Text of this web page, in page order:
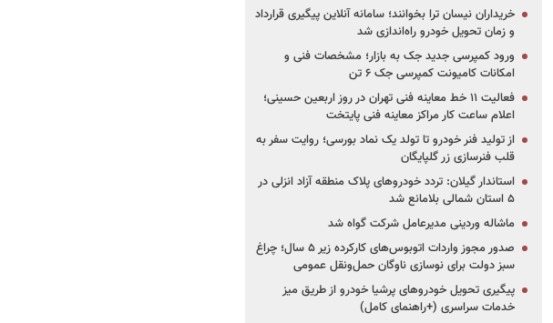
خریداران نیسان ترا بخوانند؛ سامانه آنلاین پیگیری قرارداد
و زمان تحویل خودرو راه‌اندازی شد
ورود کمپرسی جدید جک به بازار؛ مشخصات فنی و
امکانات کامیونت کمپرسی جک ۶ تن
فعالیت ۱۱ خط معاینه فنی تهران در روز اربعین حسینی؛
اعلام ساعت کار مراکز معاینه فنی پایتخت
از تولید فنر خودرو تا تولد یک نماد بورسی؛ روایت سفر به
قلب فنرسازی زر گلپایگان
استاندار گیلان: تردد خودروهای پلاک منطقه آزاد انزلی در
۵ استان شمالی بلامانع شد
ماشاله وردینی مدیرعامل شرکت گواه شد
صدور مجوز واردات اتوبوس‌های کارکرده زیر ۵ سال؛ چراغ
سبز دولت برای نوسازی ناوگان حمل‌ونقل عمومی
پیگیری تحویل خودروهای پرشیا خودرو از طریق میز
خدمات سراسری (+راهنمای کامل)